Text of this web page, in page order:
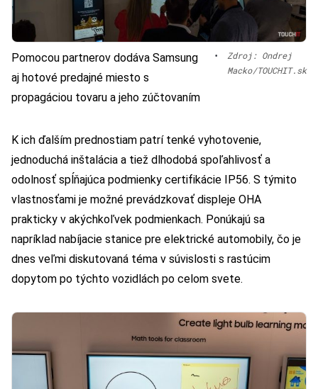
Pomocou partnerov dodáva Samsung
aj hotové predajné miesto s
propagáciou tovaru a jeho zúčtovaním
•
Zdroj: Ondrej
Macko/TOUCHIT.sk
K ich ďalším prednostiam patrí tenké vyhotovenie,
jednoduchá inštalácia a tiež dlhodobá spoľahlivosť a
odolnosť spĺňajúca podmienky certifikácie IP56. S týmito
vlastnosťami je možné prevádzkovať displeje OHA
prakticky v akýchkoľvek podmienkach. Ponúkajú sa
napríklad nabíjacie stanice pre elektrické automobily, čo je
dnes veľmi diskutovaná téma v súvislosti s rastúcim
dopytom po týchto vozidlách po celom svete.